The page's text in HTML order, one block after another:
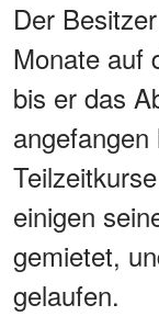
Der
Monate auf
bis er das
einigen
gemietet,
gelaufen.